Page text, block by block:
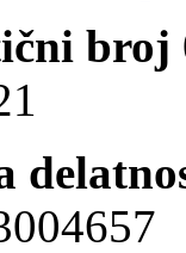
broj